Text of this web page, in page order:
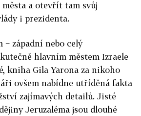
města a otevřít tam svůj
i prezidenta.
− západní nebo celý
hlavním městem Izraele
kniha Gila Yarona za nikoho
ovšem nabídne utříděná fakta
zajímavých detailů. Jisté
Jeruzaléma jsou dlouhé